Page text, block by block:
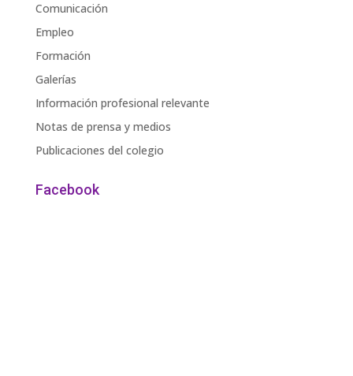
Comunicación
Empleo
Formación
Galerías
Información profesional relevante
Notas de prensa y medios
Publicaciones del colegio
Facebook